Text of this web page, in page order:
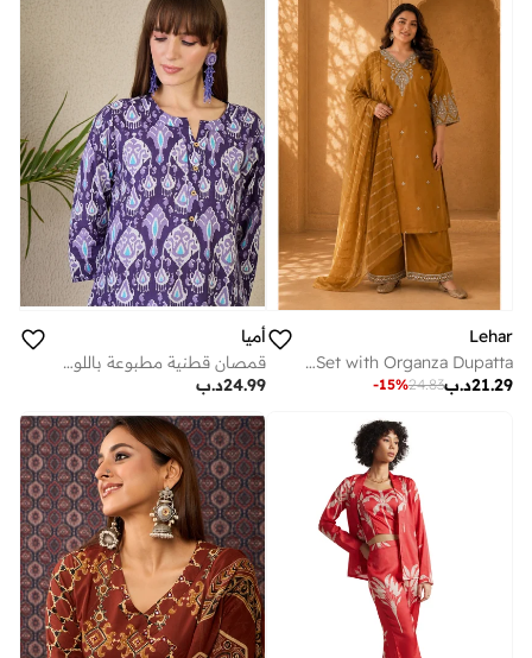
Lehar
Tan Muslin Cotton Embroidered Kurta Set with Organza Dupatta
د.ب21.29
24.83
-15%
أميا
قمصان قطنية مطبوعة باللون الأرجواني بقصة مستقيمة وهندسية
د.ب24.99